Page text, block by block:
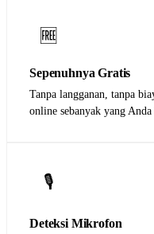
🆓
Sepenuhnya Gratis
Tanpa langganan, tanpa
online sebanyak yang Anda
🎙️
Deteksi Mikrofon